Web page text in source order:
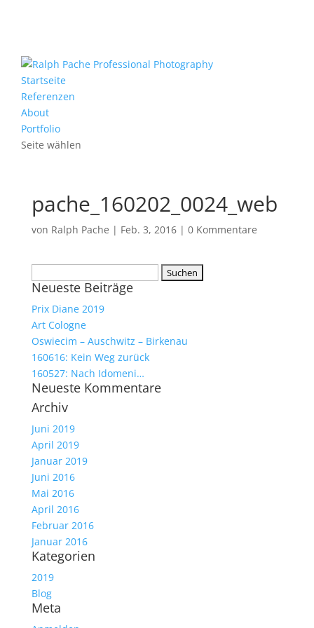
Startseite
Referenzen
About
Portfolio
Seite wählen
pache_160202_0024_web
von Ralph Pache | Feb. 3, 2016| 0 Kommentare
nach:
Neueste Beiträge
Prix Diane 2019
Art Cologne
Oswiecim – Auschwitz – Birkenau
160616: Kein Weg zurück
160527: Nach Idomeni…
Neueste Kommentare
Archiv
Juni 2019
April 2019
Januar 2019
Juni 2016
Mai 2016
April 2016
Februar 2016
Januar 2016
Kategorien
2019
Blog
Meta